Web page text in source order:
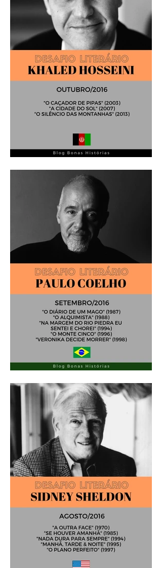
Análise Literária: Khaled
Hosseini
Análise Literária: Paulo
Coelho